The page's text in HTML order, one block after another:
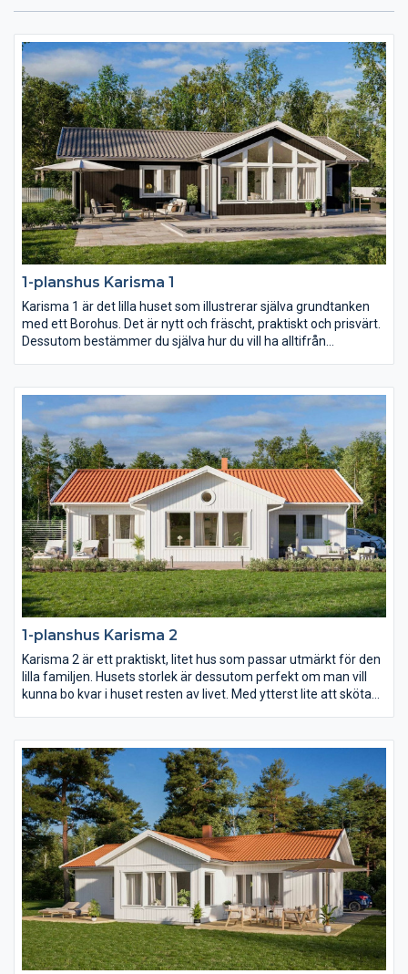
1-planshus Karisma 1
Karisma 1 är det lilla huset som illustrerar själva grundtanken
med ett Borohus. Det är nytt och fräscht, praktiskt och prisvärt.
Dessutom bestämmer du själva hur du vill ha alltifrån
och för er som vill bo lustfyllt i villa med minimalt att sköta om.
1-planshus Karisma 2
Karisma 2 är ett praktiskt, litet hus som passar utmärkt för den
lilla familjen. Husets storlek är dessutom perfekt om man vill
kunna bo kvar i huset resten av livet. Med ytterst lite att sköta
varje rum är generöst tilltagna och det finns stora möjligheter
att anpassa inredningen efter just era behov.